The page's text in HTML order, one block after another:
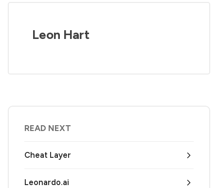
Leon Hart
READ NEXT
Cheat Layer
Leonardo.ai